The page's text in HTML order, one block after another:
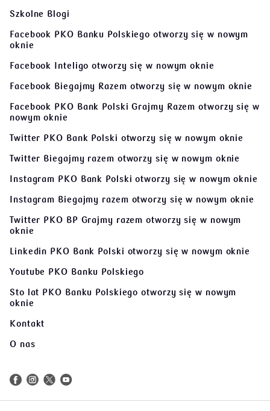
Szkolne Blogi
Facebook PKO Banku Polskiego otworzy się w nowym
oknie
Facebook Inteligo otworzy się w nowym oknie
Facebook Biegajmy Razem otworzy się w nowym oknie
Facebook PKO Bank Polski Grajmy Razemotworzy się w
nowym oknie
Twitter PKO Bank Polski otworzy się w nowym oknie
Twitter Biegajmy razem otworzy się w nowym oknie
Instagram PKO Bank Polski otworzy się w nowym oknie
Instagram Biegajmy razem otworzy się w nowym oknie
Twitter PKO BP Grajmy razem otworzy się w nowym
oknie
Linkedin PKO Bank Polski otworzy się w nowym oknie
Youtube PKO Banku Polskiego
Sto lat PKO Banku Polskiego otworzy się w nowym
oknie
Kontakt
O nas